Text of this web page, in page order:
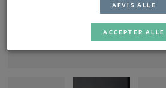
AFVIS ALLE
ACCEPTER ALLE